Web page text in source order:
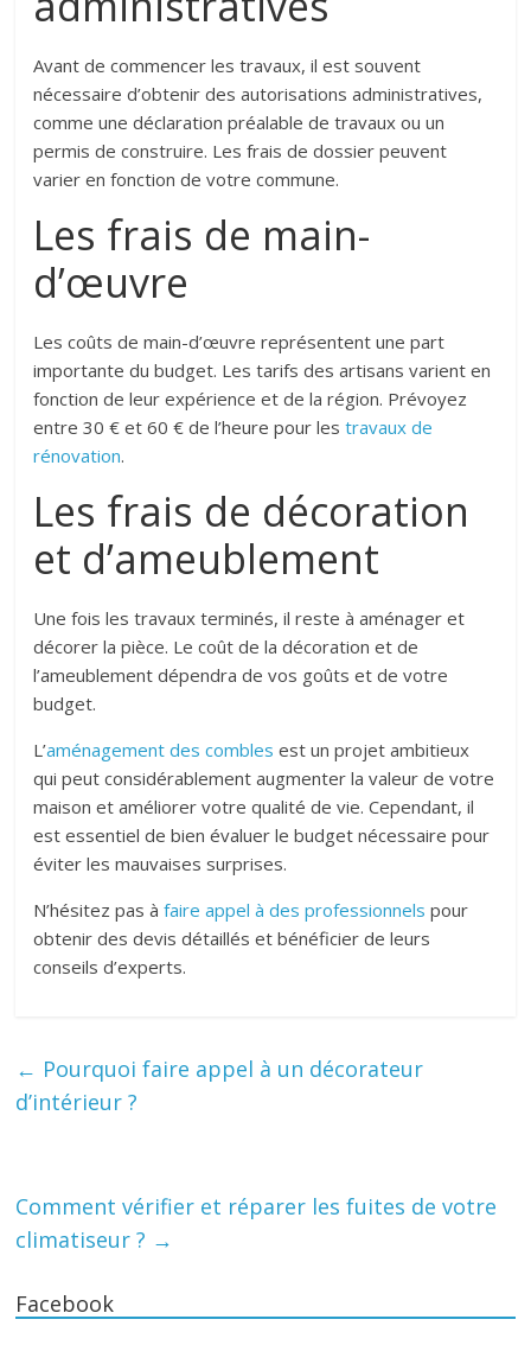
Avant de commencer les travaux, il est souvent
nécessaire d’obtenir des autorisations administratives,
comme une déclaration préalable de travaux ou un
permis de construire. Les frais de dossier peuvent
varier en fonction de votre commune.
Les frais de main-
d’œuvre
Les coûts de main-d’œuvre représentent une part
importante du budget. Les tarifs des artisans varient en
fonction de leur expérience et de la région. Prévoyez
entre 30 € et 60 € de l’heure pour lestravaux de
rénovation.
Les frais de décoration
et d’ameublement
Une fois les travaux terminés, il reste à aménager et
décorer la pièce. Le coût de la décoration et de
l’ameublement dépendra de vos goûts et de votre
budget.
L’aménagement des combles est un projet ambitieux
qui peut considérablement augmenter la valeur de votre
maison et améliorer votre qualité de vie. Cependant, il
est essentiel de bien évaluer le budget nécessaire pour
éviter les mauvaises surprises.
N’hésitez pas àfaire appel à des professionnels pour
obtenir des devis détaillés et bénéficier de leurs
conseils d’experts.
← Pourquoi faire appel à un décorateur
d’intérieur ?
Comment vérifier et réparer les fuites de votre
climatiseur ? →
Facebook